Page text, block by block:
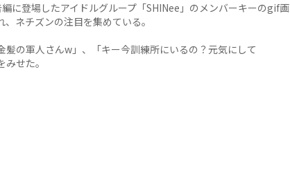
に登場したアイドルグループ「SHINee」のメンバーキーのgif画
ネチズンの注目を集めている。
の軍人さんw」、「キー今訓練所にいるの？元気にして
せた。